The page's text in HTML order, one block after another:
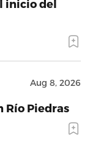
inicio del
Aug 8, 2026
Río Piedras